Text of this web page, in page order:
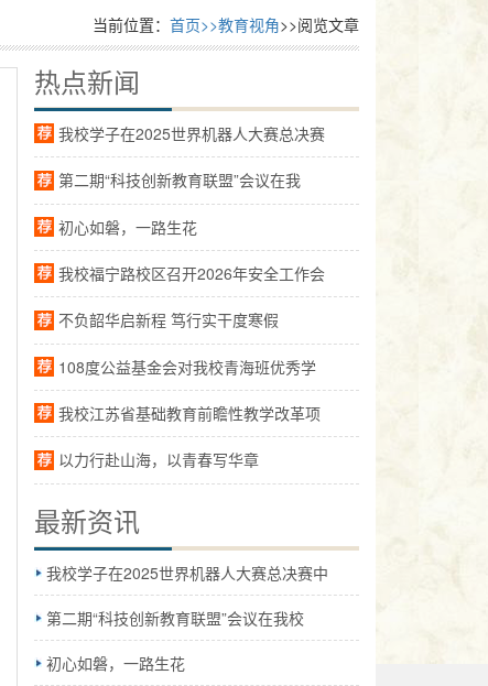
当前位置： 首页>>教育视角>>阅览文章
热点新闻
我校学子在2025世界机器人大赛总决赛
第二期“科技创新教育联盟”会议在我
初心如磐，一路生花
我校福宁路校区召开2026年安全工作会
不负韶华启新程 笃行实干度寒假
108度公益基金会对我校青海班优秀学
我校江苏省基础教育前瞻性教学改革项
以力行赴山海，以青春写华章
最新资讯
我校学子在2025世界机器人大赛总决赛中
第二期“科技创新教育联盟”会议在我校
初心如磐，一路生花